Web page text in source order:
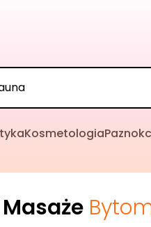
Kosmetologia
Masaże